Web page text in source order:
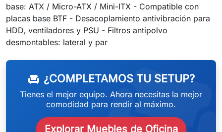
base: ATX / Micro-ATX / Mini-ITX - Compatible con
placas base BTF - Desacoplamiento antivibración para
HDD, ventiladores y PSU - Filtros antipolvo
desmontables: lateral y par
chair ¿COMPLETAMOS TU SETUP?
Tienes el mejor equipo. Ahora necesitas la mejor
comodidad para rendir al máximo.
Explorar Muebles de Oficina